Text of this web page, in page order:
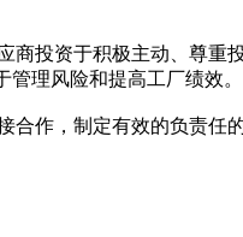
投资于积极主动、尊
理风险和提高工厂绩效。
作，制定有效的负责任